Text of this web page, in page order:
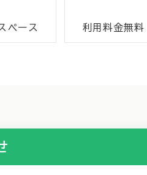
ペース 利用料金無料